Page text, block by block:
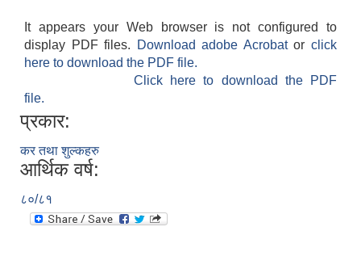
It appears your Web browser is not configured to
display PDF files.
Download adobe Acrobatorclick
here to download the PDF file.
Click here to download the PDF
file.
प्रकार:
कर तथा शुल्कहरु
आर्थिक वर्ष:
८०/८१